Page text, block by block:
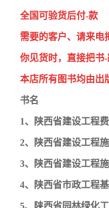
全国可验货后付-款
需要的客户、请来电
你见货时，直接把书
本店所有图书均由出
书名
1、陕西省建设工程
2、陕西省建设工程
3、陕西省建设工程
4、陕西省市政工程
5、陕西省园林绿化